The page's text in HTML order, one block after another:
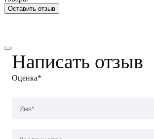
Оставить отзыв
Написать отзыв
Оценка*